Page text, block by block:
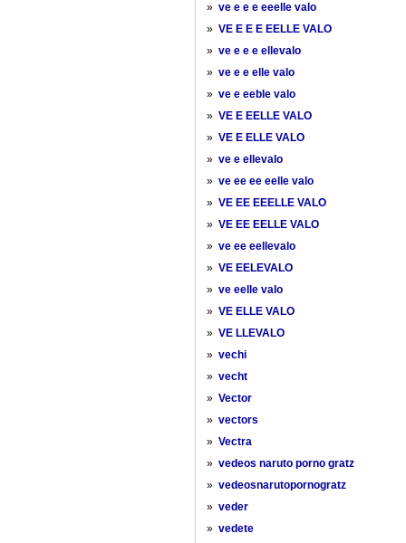
» ve e e e eeelle valo
» VE E E E EELLE VALO
» ve e e e ellevalo
» ve e e elle valo
» ve e eeble valo
» VE E EELLE VALO
» VE E ELLE VALO
» ve e ellevalo
» ve ee ee eelle valo
» VE EE EEELLE VALO
» VE EE EELLE VALO
» ve ee eellevalo
» VE EELEVALO
» ve eelle valo
» VE ELLE VALO
» VE LLEVALO
» vechi
» vecht
» Vector
» vectors
» Vectra
» vedeos naruto porno gratz
» vedeosnarutopornogratz
» veder
» vedete